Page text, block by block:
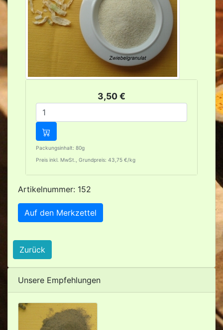
3,50 €
Packungsinhalt: 80g
Preis inkl. MwSt., Grundpreis: 43,75 €/kg
Artikelnummer: 152
Auf den Merkzettel
Zurück
Unsere Empfehlungen